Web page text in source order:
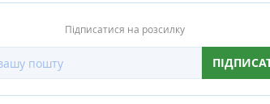
Підписатися на розсилку